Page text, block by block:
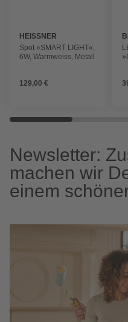
HEISSNER
Spot »SMART LIGHT«,
6W, Warmweiss, Metall
129,00 €
Newsletter:
machen wir
einem